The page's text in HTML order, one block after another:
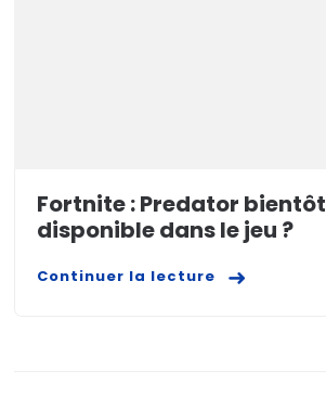
Fortnite : Predator bientôt
disponible dans le jeu ?
Continuer la lecture